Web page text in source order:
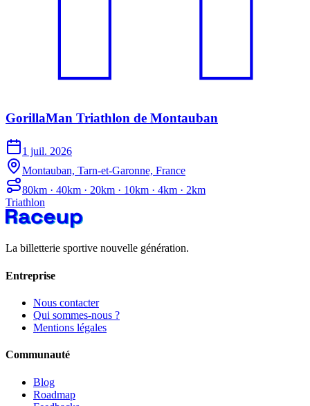
GorillaMan Triathlon de Montauban
1 juil. 2026
Montauban, Tarn-et-Garonne, France
80km · 40km · 20km · 10km · 4km · 2km
Triathlon
La billetterie sportive nouvelle génération.
Entreprise
Nous contacter
Qui sommes-nous ?
Mentions légales
Communauté
Blog
Roadmap